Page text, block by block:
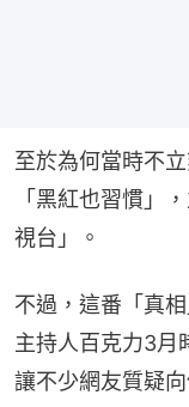
至於為何當時不
「黑紅也習慣」
視台」。
不過，這番「真
主持人百克力3月
讓不少網友質疑